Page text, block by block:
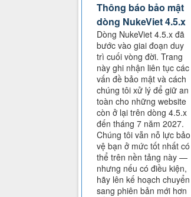
Thông báo bảo mật
dòng NukeViet 4.5.x
Dòng NukeViet 4.5.x đã
bước vào giai đoạn duy
trì cuối vòng đời. Trang
này ghi nhận liên tục các
vấn đề bảo mật và cách
chúng tôi xử lý để giữ an
toàn cho những website
còn ở lại trên dòng 4.5.x
đến tháng 7 năm 2027.
Chúng tôi vẫn nỗ lực bảo
vệ bạn ở mức tốt nhất có
thể trên nền tảng này —
nhưng nếu có điều kiện,
hãy lên kế hoạch chuyển
sang phiên bản mới hơn